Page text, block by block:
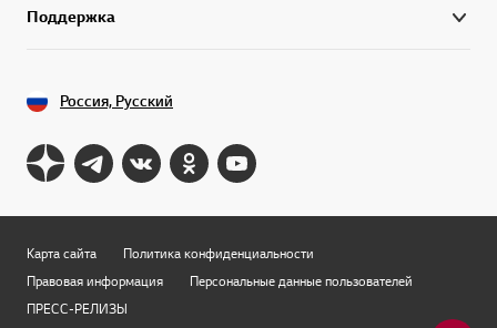
Поддержка
Россия, Русский
Карта сайта
Политика конфиденциальности
Правовая информация
Персональные данные пользователей
ПРЕСС-РЕЛИЗЫ